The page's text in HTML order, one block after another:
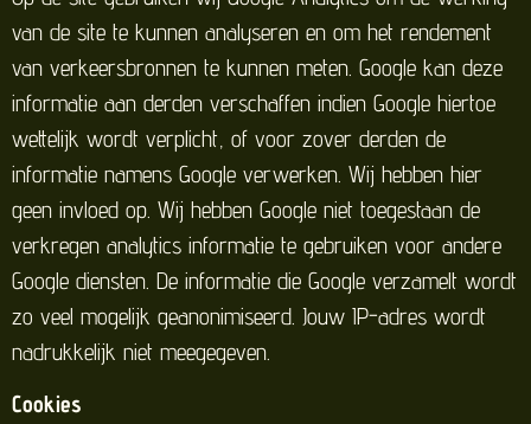
van de site te kunnen analyseren en om het rendement
van verkeersbronnen te kunnen meten. Google kan deze
informatie aan derden verschaffen indien Google hiertoe
wettelijk wordt verplicht, of voor zover derden de
informatie namens Google verwerken. Wij hebben hier
geen invloed op. Wij hebben Google niet toegestaan de
verkregen analytics informatie te gebruiken voor andere
Google diensten. De informatie die Google verzamelt wordt
zo veel mogelijk geanonimiseerd. Jouw IP-adres wordt
nadrukkelijk niet meegegeven.
Cookies